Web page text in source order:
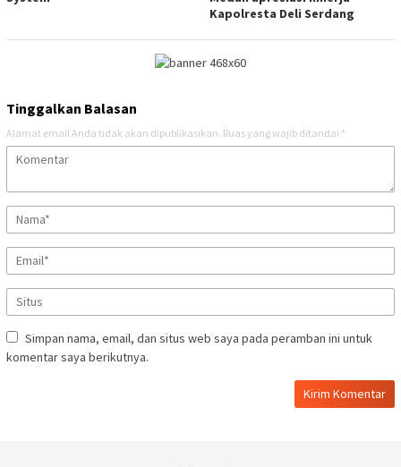
Kapolresta Deli Serdang
Tinggalkan Balasan
Alamat email Anda tidak akan dipublikasikan. Ruas yang wajib ditandai *
Simpan nama, email, dan situs web saya pada peramban ini untuk
komentar saya berikutnya.